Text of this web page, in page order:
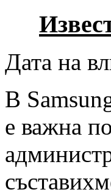
Дата на
В
е важна